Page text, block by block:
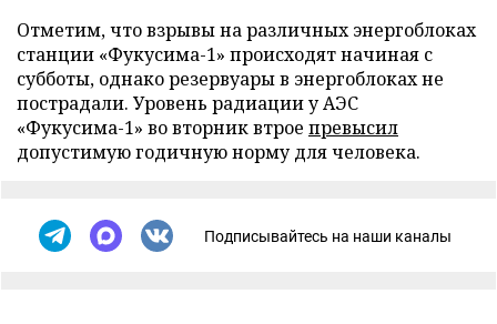
Отметим, что взрывы на различных энергоблоках
станции «Фукусима-1» происходят начиная с
субботы, однако резервуары в энергоблоках не
пострадали. Уровень радиации у АЭС
«Фукусима-1» во вторник втрое превысил
допустимую годичную норму для человека.
Подписывайтесь на наши каналы